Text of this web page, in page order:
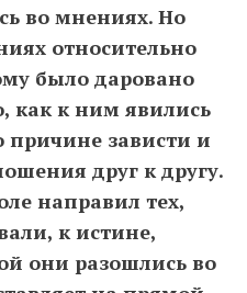
во мнениях. Но
относительно
было даровано
как к ним явились
зависти и
друг к другу.
направил тех,
к истине,
они разошлись во